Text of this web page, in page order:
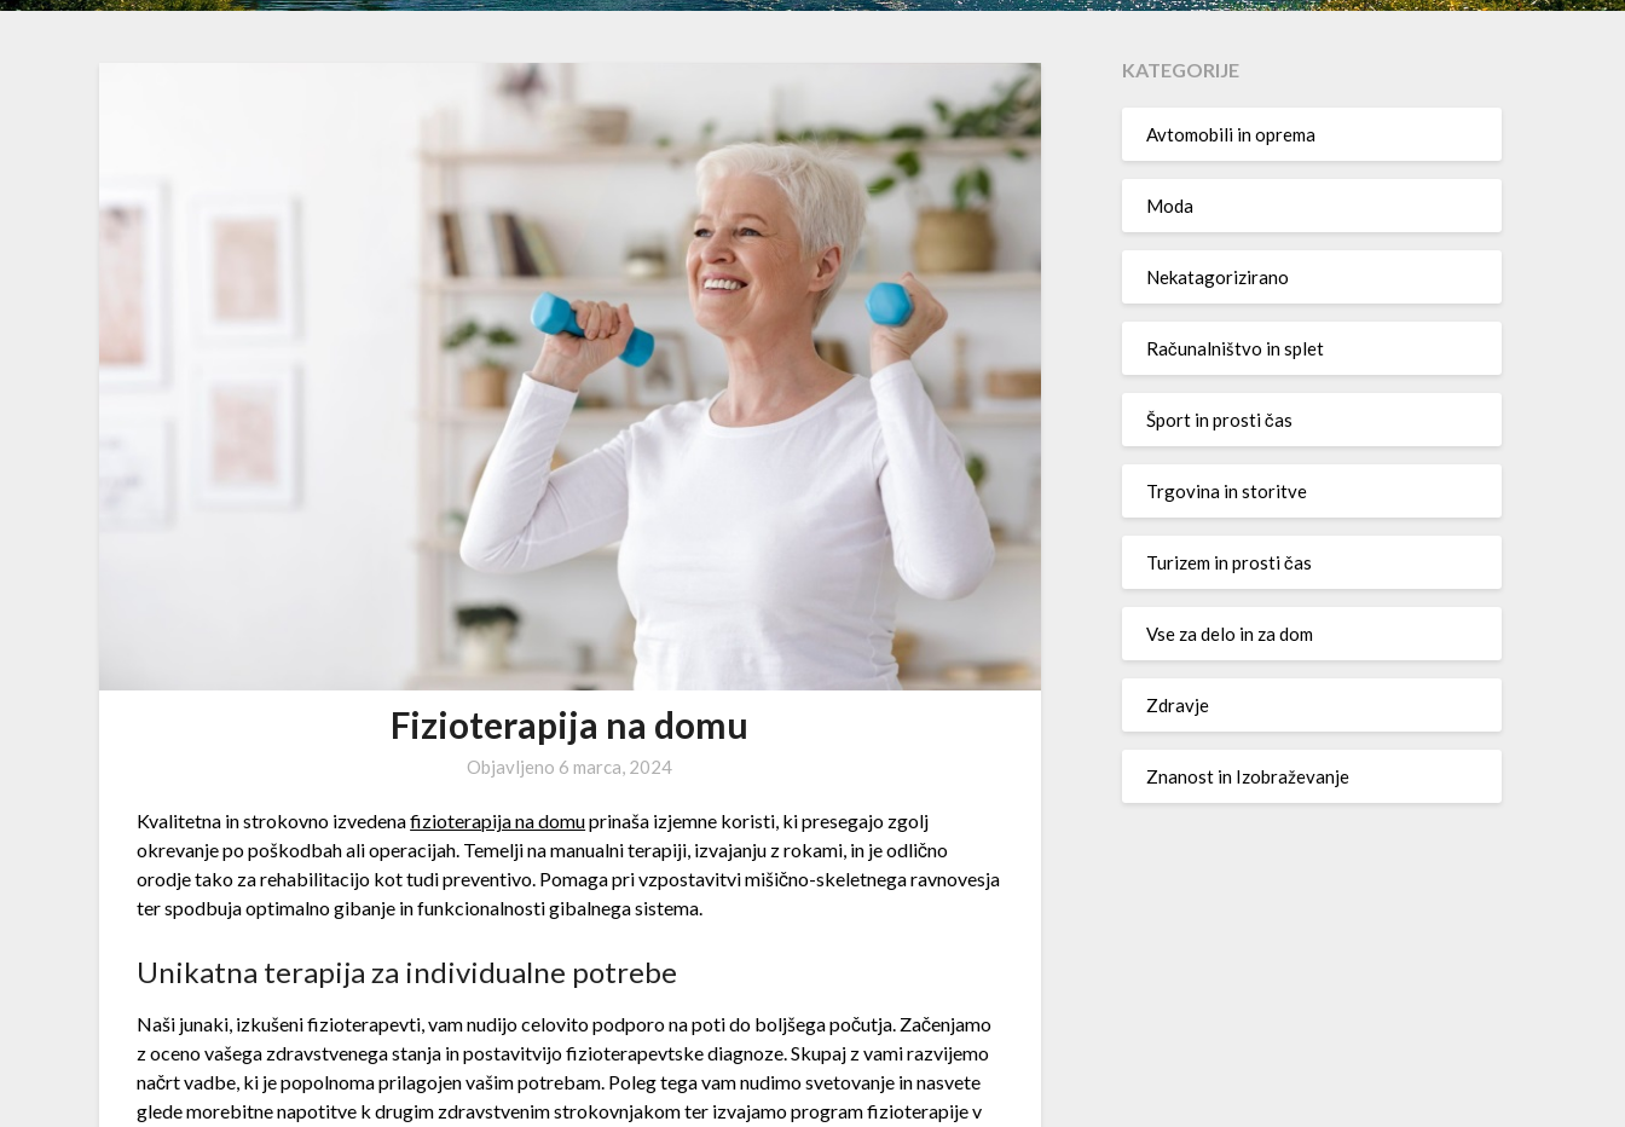
Fizioterapija na domu
Objavljeno 6 marca, 2024
Kvalitetna in strokovno izvedenafizioterapija na domuprinaša izjemne koristi, ki presegajo zgolj
okrevanje po poškodbah ali operacijah. Temelji na manualni terapiji, izvajanju z rokami, in je odlično
orodje tako za rehabilitacijo kot tudi preventivo. Pomaga pri vzpostavitvi mišično-skeletnega ravnovesja
ter spodbuja optimalno gibanje in funkcionalnosti gibalnega sistema.
Unikatna terapija za individualne potrebe
Naši junaki, izkušeni fizioterapevti, vam nudijo celovito podporo na poti do boljšega počutja. Začenjamo
z oceno vašega zdravstvenega stanja in postavitvijo fizioterapevtske diagnoze. Skupaj z vami razvijemo
načrt vadbe, ki je popolnoma prilagojen vašim potrebam. Poleg tega vam nudimo svetovanje in nasvete
glede morebitne napotitve k drugim zdravstvenim strokovnjakom ter izvajamo program fizioterapije v
KATEGORIJE
Avtomobili in oprema
Moda
Nekatagorizirano
Računalništvo in splet
Šport in prosti čas
Trgovina in storitve
Turizem in prosti čas
Vse za delo in za dom
Zdravje
Znanost in Izobraževanje